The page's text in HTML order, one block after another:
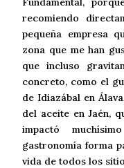
recomiendo
pequeña empresa
zona que me han
que incluso
concreto, como el
de Idiazábal en
del aceite en Jaén,
impactó
gastronomía forma
vida de todos los